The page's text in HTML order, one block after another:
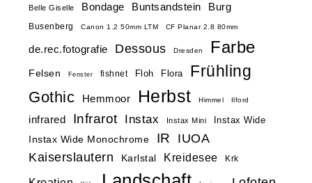
Belle Giselle Bondage Buntsandstein Burg
Busenberg Canon 1.2 50mm LTM CF Planar 2.8 80mm
de.rec.fotografie Dessous Dresden Farbe
Felsen Fenster fishnet Floh Flora Frühling
Gothic Hemmoor Herbst Himmel Ilford
infrared Infrarot Instax Instax Mini
Instax Wide
Instax Wide Monochrome
IR
IUOA
Kaiserslautern
Karlstal Kreidesee Krk